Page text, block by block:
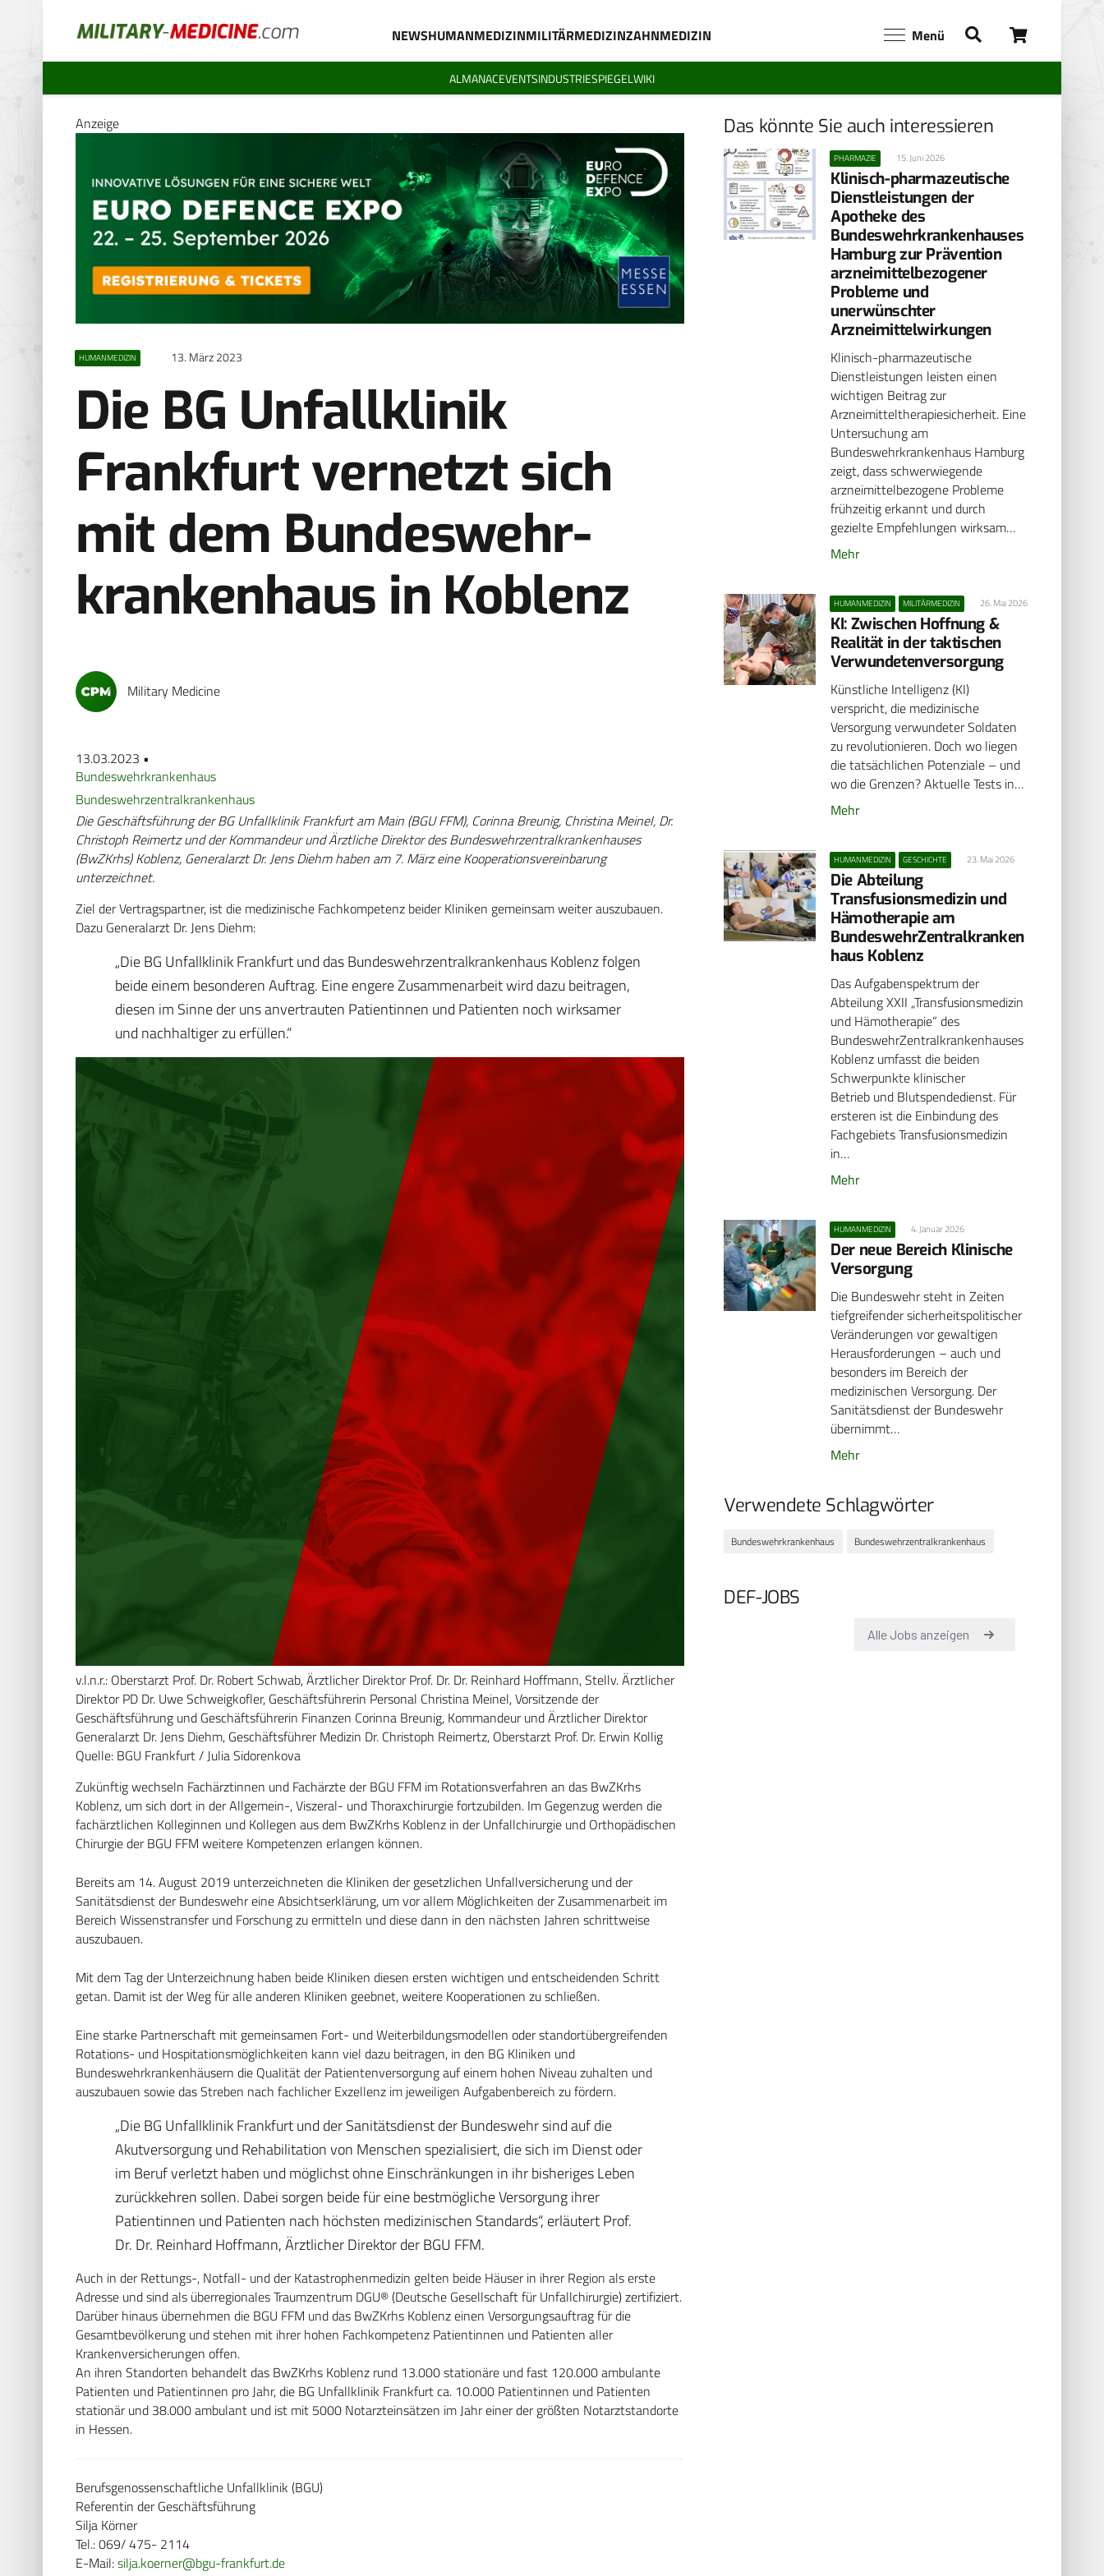
NEWSHUMANMEDIZINMILITÄRMEDIZINZAHNMEDIZIN Menü
ALMANACEVENTSINDUSTRIESPIEGELWIKI
Anzeige
HUMANMEDIZIN 13. März 2023
Die BG Unfallklinik
Frankfurt vernetzt sich
mit dem Bundeswehr­
krankenhaus in Koblenz
Military Medicine
13.03.2023 •
Bundeswehrkrankenhaus
Bundeswehrzentralkrankenhaus
Die Geschäftsführung der BG Unfallklinik Frankfurt am Main (BGU FFM), Corinna Breunig, Christina Meinel, Dr.
Christoph Reimertz und der Kommandeur und Ärztliche Direktor des Bundeswehrzentral­krankenhauses
(BwZKrhs) Koblenz, Generalarzt Dr. Jens Diehm haben am 7. März eine Kooperations­vereinbarung
unterzeichnet.
Ziel der Vertrags­partner, ist die medizinische Fachkompetenz beider Kliniken gemeinsam weiter auszubauen.
Dazu Generalarzt Dr. Jens Diehm:
„Die BG Unfallklinik Frankfurt und das Bundeswehrzentralkrankenhaus Koblenz folgen
beide einem besonderen Auftrag. Eine engere Zusammenarbeit wird dazu beitragen,
diesen im Sinne der uns anvertrauten Patientinnen und Patienten noch wirksamer
und nachhaltiger zu erfüllen.“
v.l.n.r.: Oberstarzt Prof. Dr. Robert Schwab, Ärztlicher Direktor Prof. Dr. Dr. Reinhard Hoffmann, Stellv. Ärztlicher
Direktor PD Dr. Uwe Schweigkofler, Geschäftsführerin Personal Christina Meinel, Vorsitzende der
Geschäftsführung und Geschäftsführerin Finanzen Corinna Breunig, Kommandeur und Ärztlicher Direktor
Generalarzt Dr. Jens Diehm, Geschäftsführer Medizin Dr. Christoph Reimertz, Oberstarzt Prof. Dr. Erwin Kollig
Quelle: BGU Frankfurt / Julia Sidorenkova
Zukünftig wechseln Fachärztinnen und Fachärzte der BGU FFM im Rotationsverfahren an das BwZKrhs
Koblenz, um sich dort in der Allgemein-, Viszeral- und Thoraxchirurgie fortzubilden. Im Gegenzug werden die
fachärztlichen Kolleginnen und Kollegen aus dem BwZKrhs Koblenz in der Unfallchirurgie und Orthopädischen
Chirurgie der BGU FFM weitere Kompetenzen erlangen können.
Bereits am 14. August 2019 unterzeichneten die Kliniken der gesetzlichen Unfallversicherung und der
Sanitätsdienst der Bundeswehr eine Absichtserklärung, um vor allem Möglichkeiten der Zusammenarbeit im
Bereich Wissenstransfer und Forschung zu ermitteln und diese dann in den nächsten Jahren schrittweise
auszubauen.
Mit dem Tag der Unterzeichnung haben beide Kliniken diesen ersten wichtigen und entscheidenden Schritt
getan. Damit ist der Weg für alle anderen Kliniken geebnet, weitere Kooperationen zu schließen.
Eine starke Partnerschaft mit gemeinsamen Fort- und Weiterbildungsmodellen oder standortübergreifenden
Rotations- und Hospitationsmöglichkeiten kann viel dazu beitragen, in den BG Kliniken und
Bundeswehrkrankenhäusern die Qualität der Patientenversorgung auf einem hohen Niveau zuhalten und
auszubauen sowie das Streben nach fachlicher Exzellenz im jeweiligen Aufgabenbereich zu fördern.
„Die BG Unfallklinik Frankfurt und der Sanitätsdienst der Bundeswehr sind auf die
Akutversorgung und Rehabilitation von Menschen spezialisiert, die sich im Dienst oder
im Beruf verletzt haben und möglichst ohne Einschränkungen in ihr bisheriges Leben
zurückkehren sollen. Dabei sorgen beide für eine bestmögliche Versorgung ihrer
Patientinnen und Patienten nach höchsten medizinischen Standards“, erläutert Prof.
Dr. Dr. Reinhard Hoffmann, Ärztlicher Direktor der BGU FFM.
Auch in der Rettungs-, Notfall- und der Katastrophenmedizin gelten beide Häuser in ihrer Region als erste
Adresse und sind als überregionales Traumzentrum DGU® (Deutsche Gesellschaft für Unfallchirurgie) zertifiziert.
Darüber hinaus übernehmen die BGU FFM und das BwZKrhs Koblenz einen Versorgungsauftrag für die
Gesamtbevölkerung und stehen mit ihrer hohen Fachkompetenz Patientinnen und Patienten aller
Krankenversicherungen offen.
An ihren Standorten behandelt das BwZKrhs Koblenz rund 13.000 stationäre und fast 120.000 ambulante
Patienten und Patientinnen pro Jahr, die BG Unfallklinik Frankfurt ca. 10.000 Patientinnen und Patienten
stationär und 38.000 ambulant und ist mit 5000 Notarzteinsätzen im Jahr einer der größten Notarztstandorte
in Hessen.
Berufsgenossenschaftliche Unfallklinik (BGU)
Referentin der Geschäftsführung
Silja Körner
Tel.: 069/ 475- 2114
E-Mail:silja.koerner@bgu-frankfurt.de
Das könnte Sie auch interessieren
PHARMAZIE 15. Juni 2026
Klinisch-pharmazeutische
Dienstleistungen der
Apotheke des
Bundeswehrkrankenhauses
Hamburg zur Prävention
arzneimittel­bezogener
Probleme und
unerwünschter
Arzneimittelwirkungen
Klinisch-pharmazeutische
Dienstleistungen leisten einen
wichtigen Beitrag zur
Arzneimitteltherapiesicherheit. Eine
Untersuchung am
Bundeswehrkrankenhaus Hamburg
zeigt, dass schwerwiegende
arzneimittelbezogene Probleme
frühzeitig erkannt und durch
gezielte Empfehlungen wirksam…
Mehr
HUMANMEDIZIN MILITÄRMEDIZIN 26. Mai 2026
KI: Zwischen Hoffnung &
Realität in der taktischen
Verwundetenversorgung
Künstliche Intelligenz (KI)
verspricht, die medizinische
Versorgung verwundeter Soldaten
zu revolutionieren. Doch wo liegen
die tatsächlichen Potenziale – und
wo die Grenzen? Aktuelle Tests in…
Mehr
HUMANMEDIZIN GESCHICHTE 23. Mai 2026
Die Abteilung
Transfusionsmedizin und
Hämotherapie am
BundeswehrZentralkranken
haus Koblenz
Das Aufgabenspektrum der
Abteilung XXII „Transfusionsmedizin
und Hämotherapie“ des
BundeswehrZentralkrankenhauses
Koblenz umfasst die beiden
Schwerpunkte klinischer
Betrieb und Blutspendedienst. Für
ersteren ist die Einbindung des
Fachgebiets Transfusionsmedizin
in…
Mehr
HUMANMEDIZIN 4. Januar 2026
Der neue Bereich Klinische
Versorgung
Die Bundeswehr steht in Zeiten
tiefgreifender sicherheitspolitischer
Veränderungen vor gewaltigen
Herausforderungen – auch und
besonders im Bereich der
medizinischen Versorgung. Der
Sanitätsdienst der Bundeswehr
übernimmt…
Mehr
Verwendete Schlagwörter
Bundeswehrkrankenhaus Bundeswehrzentralkrankenhaus
DEF-JOBS